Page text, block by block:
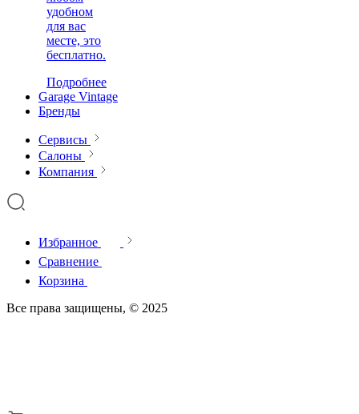
удобном
для вас
месте, это
бесплатно.
Подробнее
Garage Vintage
Бренды
Сервисы
Салоны
Компания
Избранное
Сравнение
Корзина
Все права защищены, © 2025